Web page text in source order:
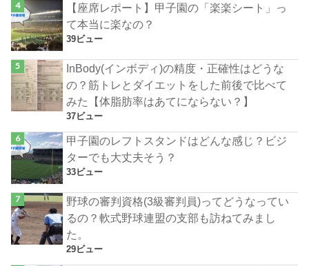
【座席レポート】甲子園の「楽楽シート」っ
て本当に楽なの？
39ビュー
InBody(インボディ)の精度・正確性はどうな
の？筋トレとダイエットをした前後で比べて
みた【体脂肪率はあてにならない？】
37ビュー
甲子園のレフトスタンドはどんな感じ？ビジ
ターでも大丈夫そう？
33ビュー
野球の審判資格(3級審判員)ってどうなってい
るの？軟式野球連盟の支部も訪ねてみまし
た。
29ビュー